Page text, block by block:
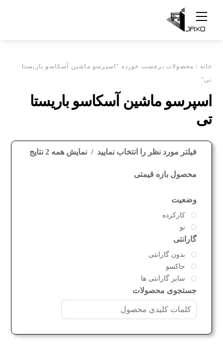
content
Menu
خانه / محصولات برچسب خورده “اسپرسو ماشین آسکاسو باریستا
تی”
اسپرسو ماشین آسکاسو باریستا
تی
فیلتر مورد نظر را انتخاب نمایید نمایش همه 2 نتایج
محصول بازه قیمتی
وضعیت
کارکرده
نو
گارانتی
بدون گارانتی
جاکسو
سایر گارانتی ها
جستجوی محصولات